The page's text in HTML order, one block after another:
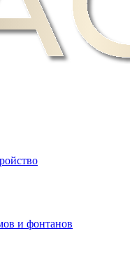
и фонтанов